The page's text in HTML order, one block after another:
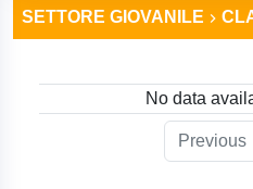
SETTORE GIOVANILE
No data
Previous